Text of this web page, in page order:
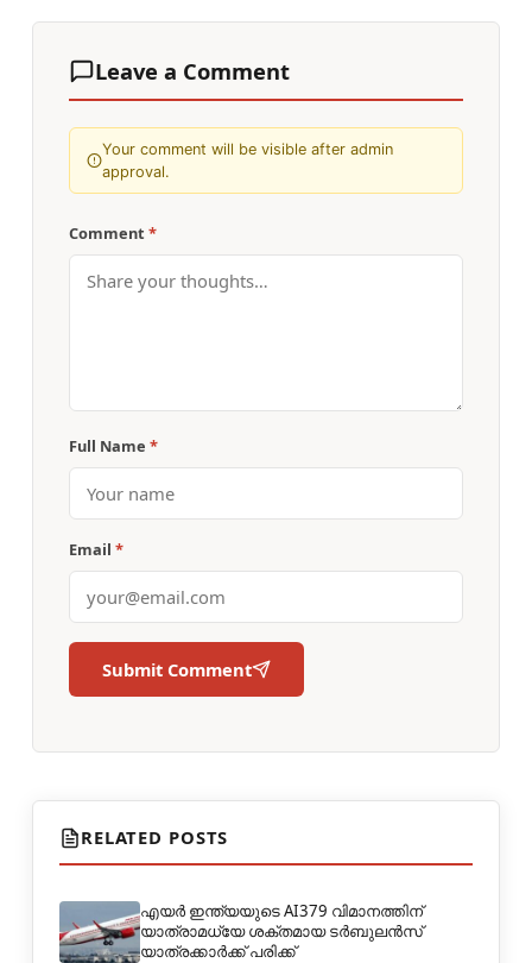
Leave a Comment
Your comment will be visible after admin
approval.
Comment *
Full Name *
Email *
Submit Comment
RELATED POSTS
എയർ ഇന്ത്യയുടെ AI379 വിമാനത്തിന്
യാത്രാമധ്യേ ശക്തമായ ടർബുലൻസ്
യാത്രക്കാർക്ക് പരിക്ക്